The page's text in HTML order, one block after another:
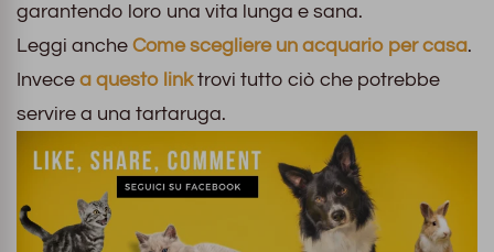
garantendo loro una vita lunga e sana.
Leggi anche Come scegliere un acquario per casa.
Invece a questo linktrovi tutto ciò che potrebbe
servire a una tartaruga.